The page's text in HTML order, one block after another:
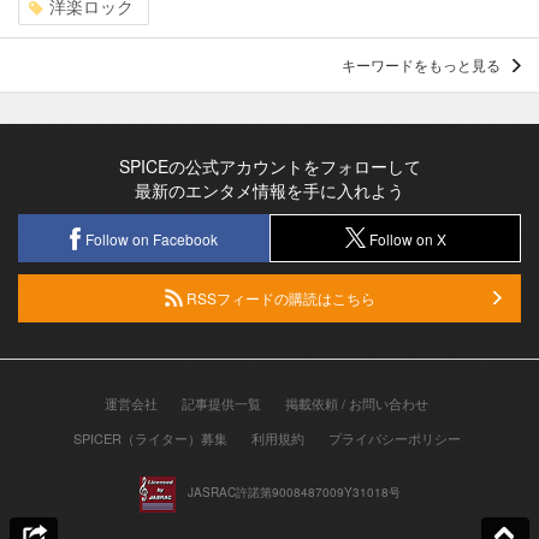
洋楽ロック
キーワードをもっと見る
SPICEの公式アカウントをフォローして
最新のエンタメ情報を手に入れよう
Follow on Facebook Follow on X
RSSフィードの購読はこちら
運営会社 記事提供一覧
掲載依頼 / お問い合わせ
SPICER（ライター）募集
利用規約 プライバシーポリシー
JASRAC許諾第9008487009Y31018号